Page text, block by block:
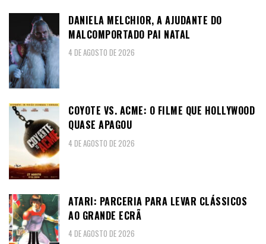
DANIELA MELCHIOR, A AJUDANTE DO
MALCOMPORTADO PAI NATAL
4 DE AGOSTO DE 2026
COYOTE VS. ACME: O FILME QUE HOLLYWOOD
QUASE APAGOU
4 DE AGOSTO DE 2026
ATARI: PARCERIA PARA LEVAR CLÁSSICOS
AO GRANDE ECRÃ
4 DE AGOSTO DE 2026